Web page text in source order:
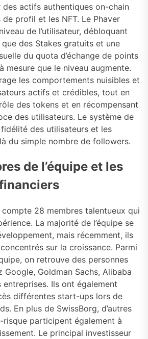
actifs authentiques on-chain
profil et les NFT. Le Phaver
de l’utilisateur, débloquant
des Stakes gratuits et une
du quota d’échange de points
mesure que le niveau augmente.
les comportements nuisibles et
actifs et crédibles, tout en
des tokens et en récompensant
des utilisateurs. Le système de
des utilisateurs et les
du simple nombre de followers.
de l’équipe et les
compte 28 membres talentueux qui
La majorité de l’équipe se
mais récemment, ils
sur la croissance. Parmi
on retrouve des personnes
Goldman Sachs, Alibaba
entreprises. Ils ont également
différentes start-ups lors de
En plus de SwissBorg, d’autres
participent également à
Le principal investisseur